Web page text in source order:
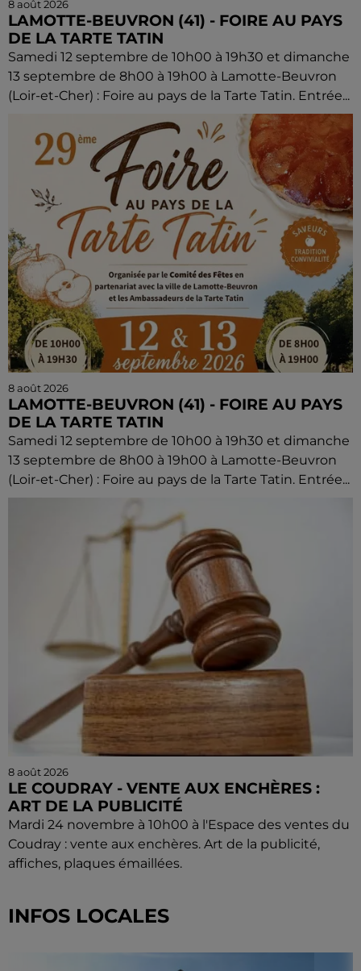
8 août 2026
LAMOTTE-BEUVRON (41) - FOIRE AU PAYS
DE LA TARTE TATIN
Samedi 12 septembre de 10h00 à 19h30 et dimanche
13 septembre de 8h00 à 19h00 à Lamotte-Beuvron
(Loir-et-Cher) : Foire au pays de la Tarte Tatin. Entrée...
8 août 2026
LAMOTTE-BEUVRON (41) - FOIRE AU PAYS
DE LA TARTE TATIN
Samedi 12 septembre de 10h00 à 19h30 et dimanche
13 septembre de 8h00 à 19h00 à Lamotte-Beuvron
(Loir-et-Cher) : Foire au pays de la Tarte Tatin. Entrée...
8 août 2026
LE COUDRAY - VENTE AUX ENCHÈRES :
ART DE LA PUBLICITÉ
Mardi 24 novembre à 10h00 à l'Espace des ventes du
Coudray : vente aux enchères. Art de la publicité,
affiches, plaques émaillées.
INFOS LOCALES